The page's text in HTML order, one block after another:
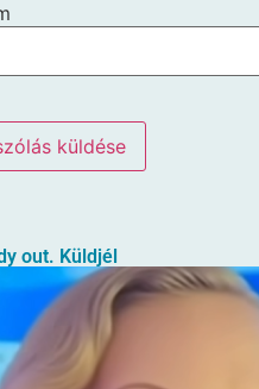
out. Küldjél